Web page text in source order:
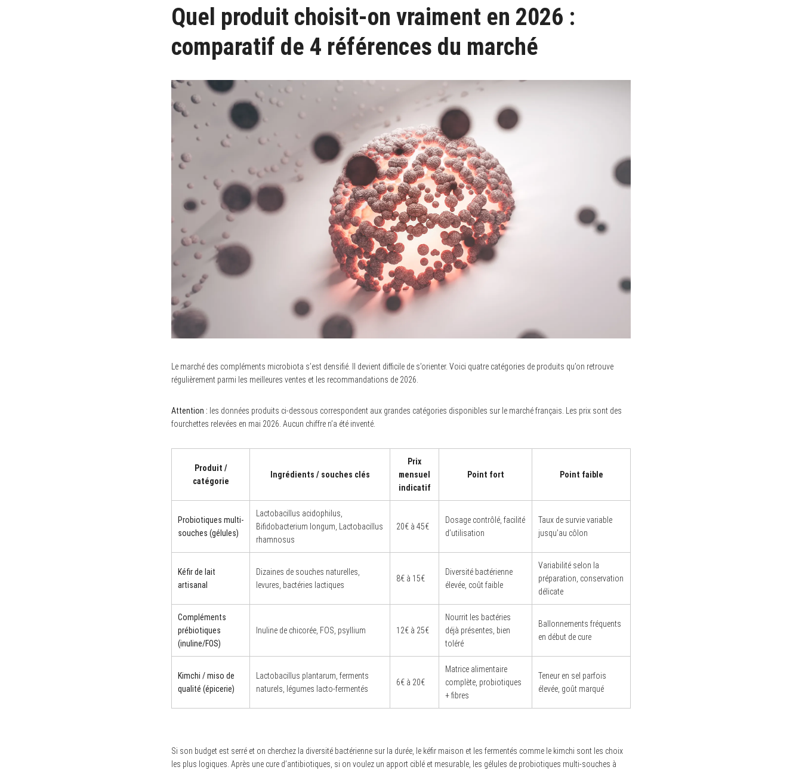
Quel produit choisit-on vraiment en 2026 :
comparatif de 4 références du marché
Le marché des compléments microbiota s’est densifié. Il devient difficile de s’orienter. Voici quatre catégories de produits qu’on retrouve
régulièrement parmi les meilleures ventes et les recommandations de 2026.
Attention : les données produits ci-dessous correspondent aux grandes catégories disponibles sur le marché français. Les prix sont des
fourchettes relevées en mai 2026. Aucun chiffre n’a été inventé.
Produit /
catégorie
Ingrédients / souches clés
Prix
mensuel
indicatif
Point fort Point faible
Probiotiques multi-
souches (gélules)
Lactobacillus acidophilus,
Bifidobacterium longum, Lactobacillus
rhamnosus
20€ à 45€
Dosage contrôlé, facilité
d’utilisation
Taux de survie variable
jusqu’au côlon
Kéfir de lait
artisanal
Dizaines de souches naturelles,
levures, bactéries lactiques
8€ à 15€
Diversité bactérienne
élevée, coût faible
Variabilité selon la
préparation, conservation
délicate
Compléments
prébiotiques
(inuline/FOS)
Inuline de chicorée, FOS, psyllium 12€ à 25€
Nourrit les bactéries
déjà présentes, bien
toléré
Ballonnements fréquents
en début de cure
Kimchi / miso de
qualité (épicerie)
Lactobacillus plantarum, ferments
naturels, légumes lacto-fermentés
6€ à 20€
Matrice alimentaire
complète, probiotiques
+ fibres
Teneur en sel parfois
élevée, goût marqué
Si son budget est serré et on cherchez la diversité bactérienne sur la durée, le kéfir maison et les fermentés comme le kimchi sont les choix
les plus logiques. Après une cure d’antibiotiques, si on voulez un apport ciblé et mesurable, les gélules de probiotiques multi-souches à